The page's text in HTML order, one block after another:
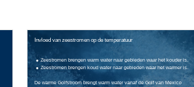
Invloed van zeestromen op de temperatuur
Zeestromen brengen warm water naar gebieden waar het kouder is.
Zeestromen brengen koud water naar gebieden waar het warmer is.
De warme Golfstroom brengt warm water vanaf de Golf van Mexico